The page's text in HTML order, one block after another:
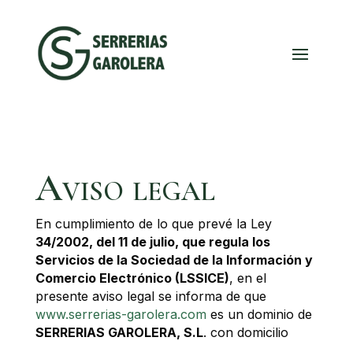
Aviso legal
En cumplimiento de lo que prevé la Ley
34/2002, del 11 de julio, que regula los
Servicios de la Sociedad de la Información y
Comercio Electrónico (LSSICE), en el
presente aviso legal se informa de que
www.serrerias-garolera.com es un dominio de
SERRERIAS GAROLERA, S.L. con domicilio